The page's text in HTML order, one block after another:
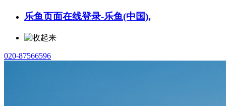
乐鱼页面在线登录-乐鱼(中国),
020-87566596